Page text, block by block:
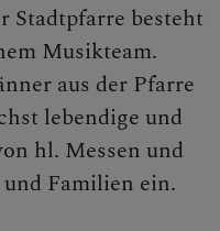
Stadtpfarre besteht
Musikteam.
aus der Pfarre
lebendige und
hl. Messen und
Familien ein.